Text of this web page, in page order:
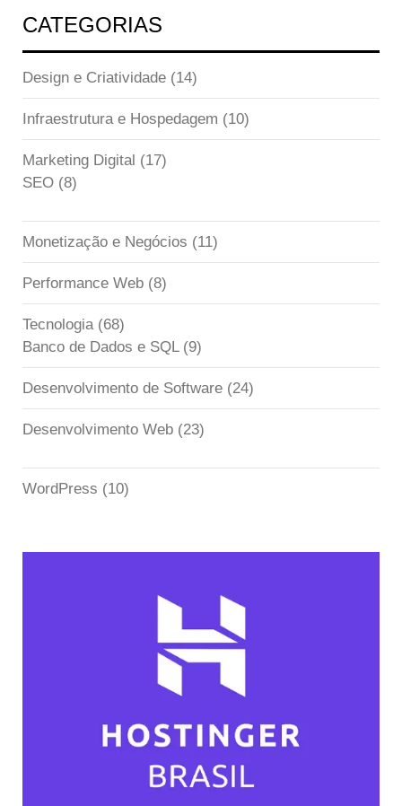
CATEGORIAS
Design e Criatividade (14)
Infraestrutura e Hospedagem (10)
Marketing Digital (17)
SEO (8)
Monetização e Negócios (11)
Performance Web (8)
Tecnologia(68)
Banco de Dados e SQL(9)
Desenvolvimento de Software (24)
Desenvolvimento Web (23)
WordPress (10)